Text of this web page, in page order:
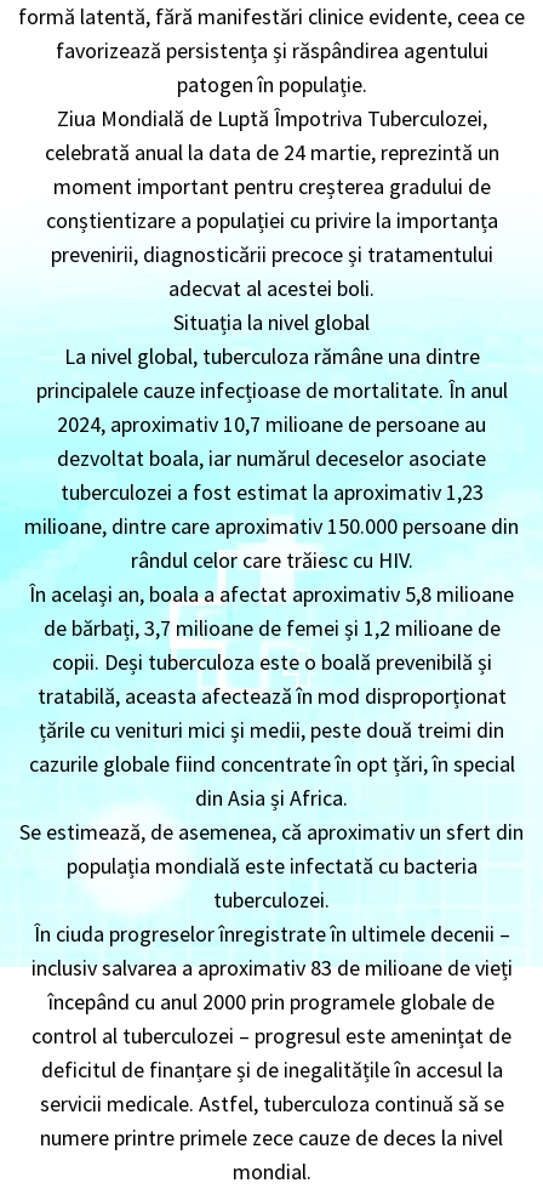
formă latentă, fără manifestări clinice evidente, ceea ce
favorizează persistența și răspândirea agentului
patogen în populație.
Ziua Mondială de Luptă Împotriva Tuberculozei,
celebrată anual la data de 24 martie, reprezintă un
moment important pentru creșterea gradului de
conștientizare a populației cu privire la importanța
prevenirii, diagnosticării precoce și tratamentului
adecvat al acestei boli.
Situația la nivel global
La nivel global, tuberculoza rămâne una dintre
principalele cauze infecțioase de mortalitate. În anul
2024, aproximativ 10,7 milioane de persoane au
dezvoltat boala, iar numărul deceselor asociate
tuberculozei a fost estimat la aproximativ 1,23
milioane, dintre care aproximativ 150.000 persoane din
rândul celor care trăiesc cu HIV.
În același an, boala a afectat aproximativ 5,8 milioane
de bărbați, 3,7 milioane de femei și 1,2 milioane de
copii. Deși tuberculoza este o boală prevenibilă și
tratabilă, aceasta afectează în mod disproporționat
țările cu venituri mici și medii, peste două treimi din
cazurile globale fiind concentrate în opt țări, în special
din Asia și Africa.
Se estimează, de asemenea, că aproximativ un sfert din
populația mondială este infectată cu bacteria
tuberculozei.
În ciuda progreselor înregistrate în ultimele decenii –
inclusiv salvarea a aproximativ 83 de milioane de vieți
începând cu anul 2000 prin programele globale de
control al tuberculozei – progresul este amenințat de
deficitul de finanțare și de inegalitățile în accesul la
servicii medicale. Astfel, tuberculoza continuă să se
numere printre primele zece cauze de deces la nivel
mondial.